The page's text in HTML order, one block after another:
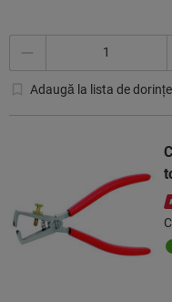
Adaugă la lista de dorințe